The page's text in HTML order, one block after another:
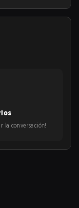
la conversación!